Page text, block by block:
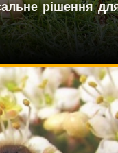
рішення